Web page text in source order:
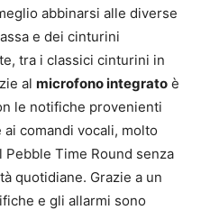
abbinarsi alle diverse
e dei cinturini
tra i classici cinturini in
al microfono integrato è
le notifiche provenienti
comandi vocali, molto
Time Round senza
quotidiane. Grazie a un
e gli allarmi sono